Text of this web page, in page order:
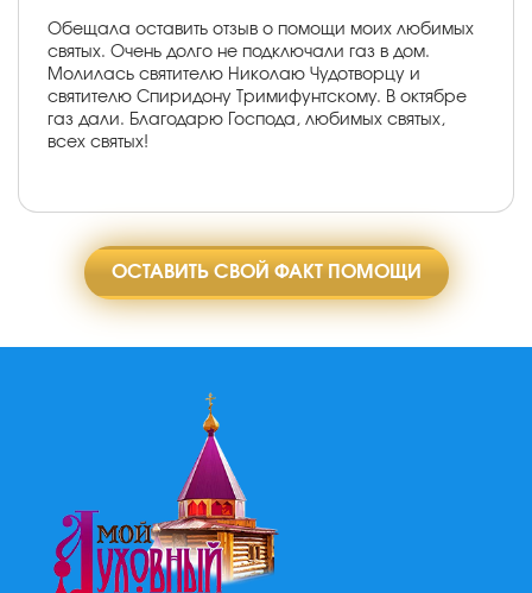
Обещала оставить отзыв о помощи моих любимых
святых. Очень долго не подключали газ в дом.
Молилась святителю Николаю Чудотворцу и
святителю Спиридону Тримифунтскому. В октябре
газ дали. Благодарю Господа, любимых святых,
всех святых!
ОСТАВИТЬ СВОЙ ФАКТ ПОМОЩИ